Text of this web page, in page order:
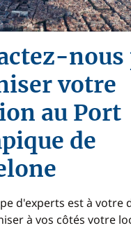
nous
votre
au Port
de
d'experts est à votre
à vos côtés votre